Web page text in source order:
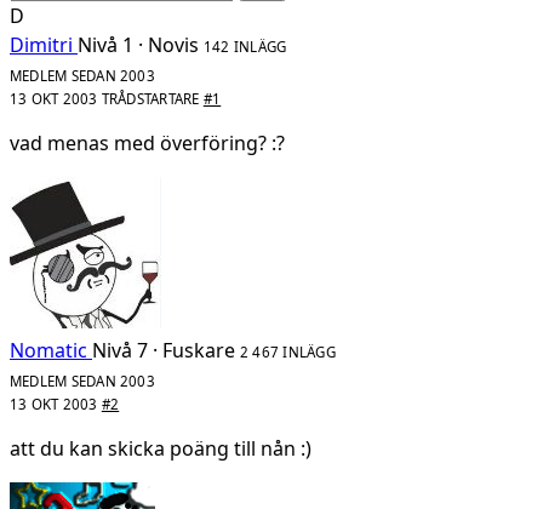
D
Dimitri Nivå 1 · Novis 142 INLÄGG
MEDLEM SEDAN 2003
13 OKT 2003 TRÅDSTARTARE #1
vad menas med överföring? :?
Nomatic Nivå 7 · Fuskare 2 467 INLÄGG
MEDLEM SEDAN 2003
13 OKT 2003 #2
att du kan skicka poäng till nån :)